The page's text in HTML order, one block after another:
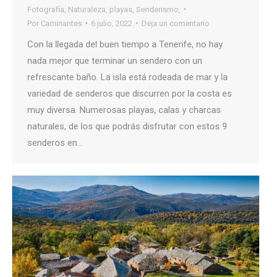
Fotografía Naturaleza playas Senderismo,
Por Caminantes 6 julio, 2022 Deja un comentario
Con la llegada del buen tiempo a Tenerife, no hay
nada mejor que terminar un sendero con un
refrescante baño. La isla está rodeada de mar y la
variedad de senderos que discurren por la costa es
muy diversa. Numerosas playas, calas y charcas
naturales, de los que podrás disfrutar con estos 9
senderos en…